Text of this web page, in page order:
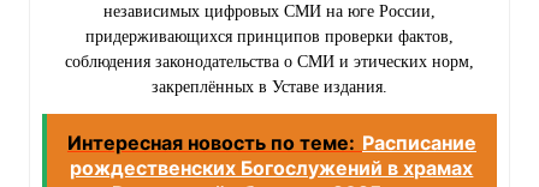
независимых цифровых СМИ на юге России,
придерживающихся принципов проверки фактов,
соблюдения законодательства о СМИ и этических норм,
закреплённых в Уставе издания.
Интересная новость по теме: Расписание
рождественских Богослужений в храмах